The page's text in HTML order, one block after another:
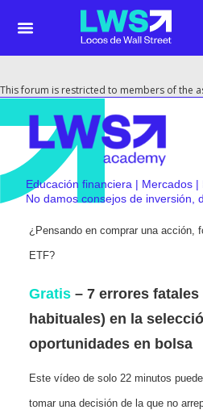
This forum is restricted to members of the
Educación financiera | Mercados
No damos consejos de inversión,
¿Pensando en comprar una acción,
ETF?
Gratis – 7 errores fatales
habituales) en la
oportunidades en bolsa
Este vídeo de solo 22 minutos
tomar una decisión de la que no